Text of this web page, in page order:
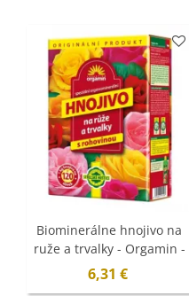
Biominerálne hnojivo na
ruže a trvalky - Orgamin -
1 kg
6,31 €